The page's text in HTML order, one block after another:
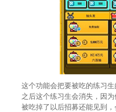
这个功能会把要被吃的练习生
之后这个练习生会消失，因
被吃掉了以后招募还能见到